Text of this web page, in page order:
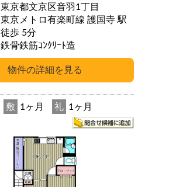
東京都文京区音羽1丁目
東京メトロ有楽町線 護国寺 駅
徒歩 5分
鉄骨鉄筋ｺﾝｸﾘｰﾄ造
敷 1ヶ月 礼 1ヶ月